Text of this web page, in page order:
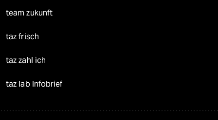
team zukunft
taz frisch
taz zahl ich
taz lab Infobrief